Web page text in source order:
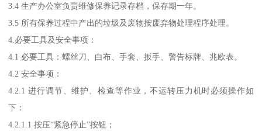
3.4 生产办公室负责维修保养记录存档，保存期一年。
3.5 所有保养过程中产出的垃圾及废物按废弃物处理程序处理。
4.必要工具及安全事项：
4.1 必要工具：螺丝刀、白布、手套、扳手、警告标牌、兆欧表。
4.2 安全事项：
4.2.1 进行调节、维护、检查等作业，不运转压力机时必须操作如
下：
4.2.1.1 按压“紧急停止”按钮；